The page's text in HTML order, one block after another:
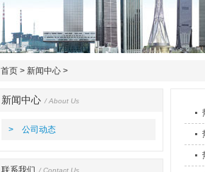
首页 > 新闻中心 >
新闻中心 / About Us
> 公司动态
联系我们 / Contact Us